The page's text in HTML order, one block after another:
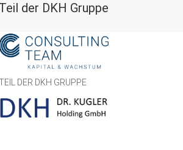
Teil der DKH Gruppe
DER DKH GRUPPE